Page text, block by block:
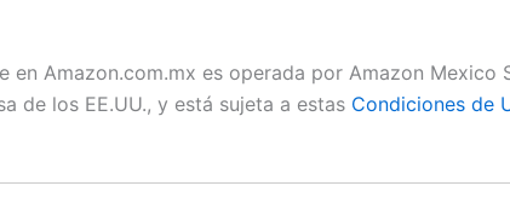
en Amazon.com.mx es operada por Amazon Mexico
de los EE.UU., y está sujeta a estas Condiciones de